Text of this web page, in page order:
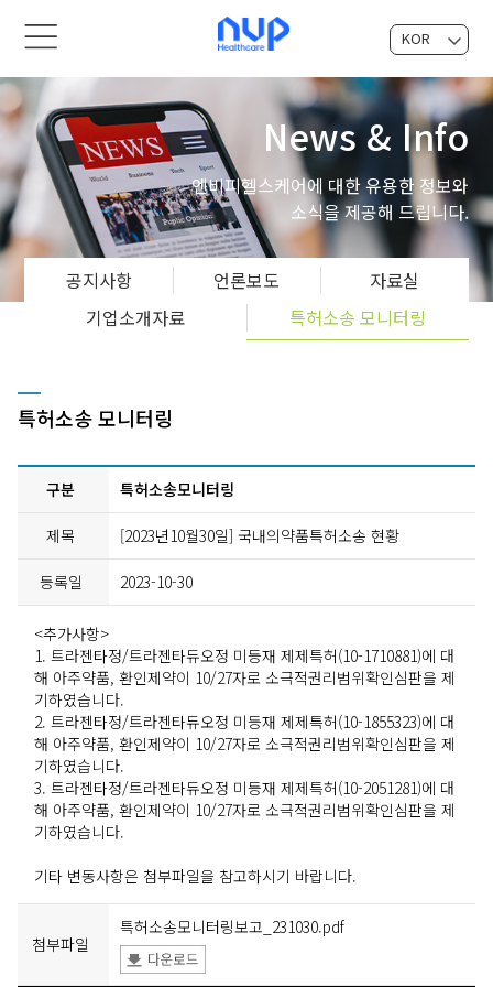
KOR
News & Info
엔비피헬스케어에 대한 유용한 정보와
소식을 제공해 드립니다.
공지사항 언론보도
자료실
기업소개자료
특허소송 모니터링
특허소송 모니터링
구분 특허소송모니터링
제목 [2023년10월30일] 국내의약품특허소송 현황
등록일 2023-10-30
<추가사항>
1. 트라젠타정/트라젠타듀오정 미등재 제제특허(10-1710881)에 대
해 아주약품, 환인제약이 10/27자로 소극적권리범위확인심판을 제
기하였습니다.
2. 트라젠타정/트라젠타듀오정 미등재 제제특허(10-1855323)에 대
해 아주약품, 환인제약이 10/27자로 소극적권리범위확인심판을 제
기하였습니다.
3. 트라젠타정/트라젠타듀오정 미등재 제제특허(10-2051281)에 대
해 아주약품, 환인제약이 10/27자로 소극적권리범위확인심판을 제
기하였습니다.
기타 변동사항은 첨부파일을 참고하시기 바랍니다.
첨부파일
특허소송모니터링보고_231030.pdf